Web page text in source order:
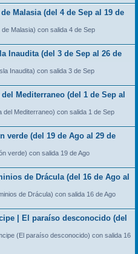
Malasia (del 4 de Sep al 19 de
Malasia) con salida 4 de Sep
Inaudita (del 3 de Sep al 26 de
Inaudita) con salida 3 de Sep
Mediterraneo (del 1 de Sep al
del Mediterraneo) con salida 1 de Sep
verde (del 19 de Ago al 29 de
verde) con salida 19 de Ago
de Drácula (del 16 de Ago al
de Drácula) con salida 16 de Ago
| El paraíso desconocido (del
(El paraíso desconocido) con salida 16